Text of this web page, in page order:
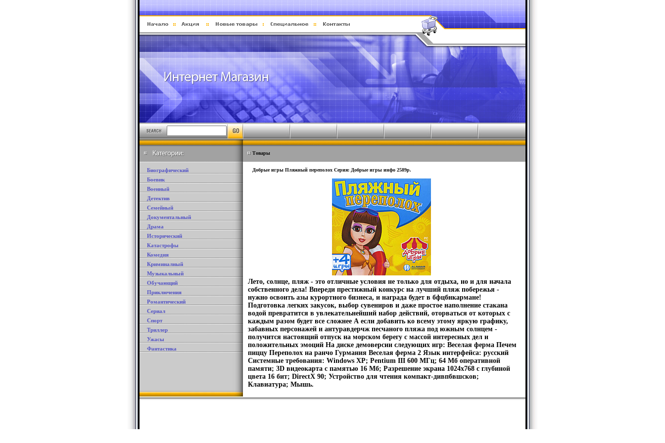
Биографический
Боевик
Военный
Детектив
Семейный
Документальный
Драма
Исторический
Катастрофы
Комедия
Криминалный
Музыкальный
Обучающий
Приключения
Романтический
Сериал
Спорт
Триллер
Ужасы
Фантастика
Товары
Добрые игры Пляжный переполох Серия: Добрые игры инфо 2589p.
Лето, солнце, пляж - это отличные условия не только для отдыха, но и для начала
собственного дела! Впереди престижный конкурс на лучший пляж побережья -
нужно освоить азы курортного бизнеса, и награда будет в бфцбнкармане!
Подготовка легких закусок, выбор сувениров и даже простое наполнение стакана
водой превратится в увлекательнейший набор действий, оторваться от которых с
каждым разом будет все сложнее А если добавить ко всему этому яркую графику,
забавных персонажей и антуравдерчж песчаного пляжа под южным солнцем -
получится настоящий отпуск на морском берегу с массой интересных дел и
положительных эмоций На диске демоверсии следующих игр: Веселая ферма Печем
пиццу Переполох на ранчо Гурмания Веселая ферма 2 Язык интерфейса: русский
Системные требования: Windows XP; Pentium III 600 МГц; 64 Мб оперативной
памяти; 3D видеокарта с памятью 16 Мб; Разрешение экрана 1024х768 с глубиной
цвета 16 бит; DirectX 90; Устройство для чтения компакт-дивпбвшсков;
Клавиатура; Мышь.